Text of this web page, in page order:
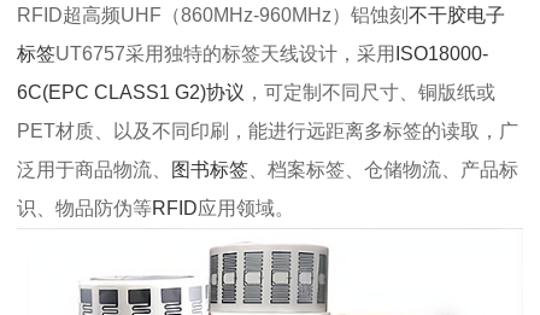
RFID超高频UHF（860MHz-960MHz）铝蚀刻 不干胶电子
标签UT6757采用独特的标签天线设计，采用 ISO18000-
6C(EPC CLASS1 G2)协议 ，可定制不同尺寸、铜版纸或
PET材质、以及不同印刷，能进行远距离多标签的读取，广
泛用于商品物流、
图书标签 、档案标签、仓储物流、产品标
识、物品防伪等RFID应用领域。